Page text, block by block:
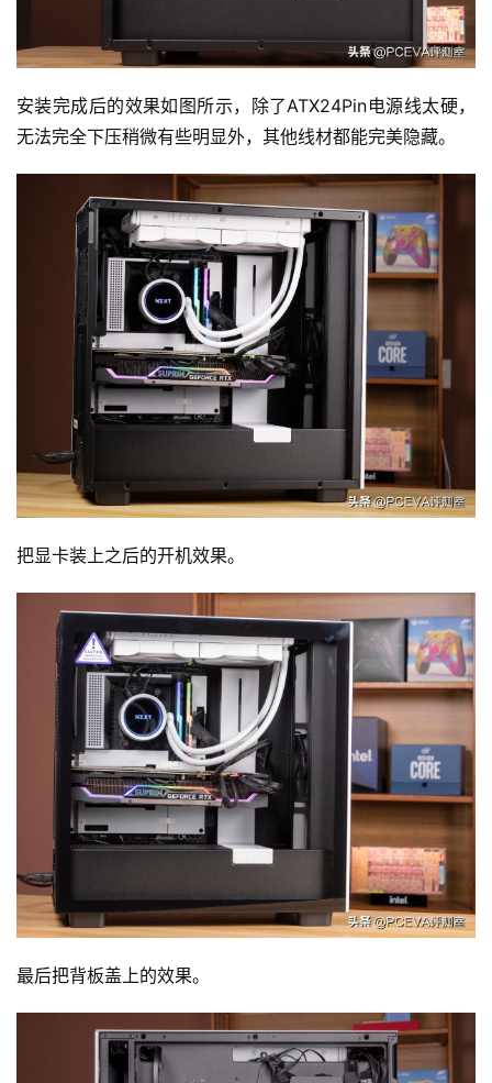
安装完成后的效果如图所示，除了ATX24Pin电源线太硬，
无法完全下压稍微有些明显外，其他线材都能完美隐藏。
把显卡装上之后的开机效果。
最后把背板盖上的效果。